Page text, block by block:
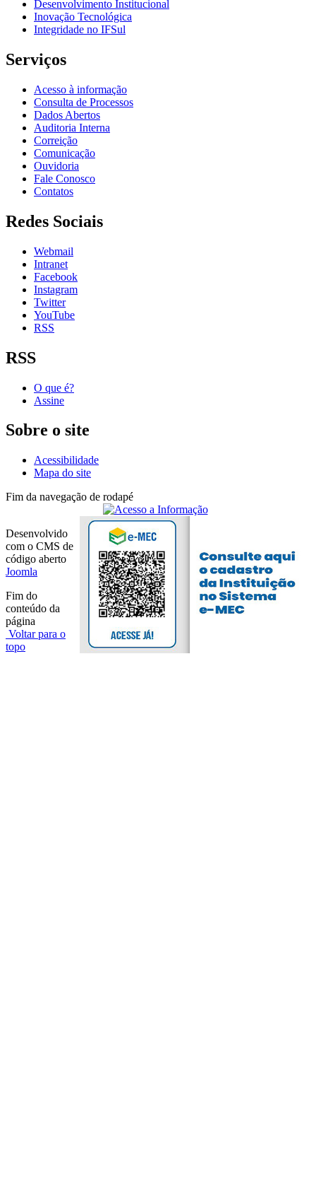
Desenvolvimento Institucional
Inovação Tecnológica
Integridade no IFSul
Serviços
Acesso à informação
Consulta de Processos
Dados Abertos
Auditoria Interna
Correição
Comunicação
Ouvidoria
Fale Conosco
Contatos
Redes Sociais
Webmail
Intranet
Facebook
Instagram
Twitter
YouTube
RSS
RSS
O que é?
Assine
Sobre o site
Acessibilidade
Mapa do site
Fim da navegação de rodapé
Desenvolvido
com o CMS de
código aberto
Joomla
Fim do
conteúdo da
página
Voltar para o
topo